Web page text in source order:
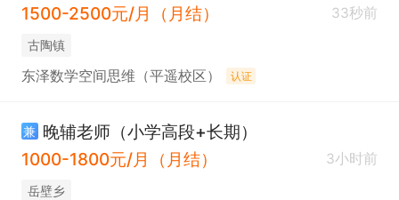
1500-2500元/月（月结）
33秒前
古陶镇
东泽数学空间思维（平遥校区） 认证
兼 晚辅老师（小学高段+长期）
1000-1800元/月（月结）
3小时前
岳壁乡